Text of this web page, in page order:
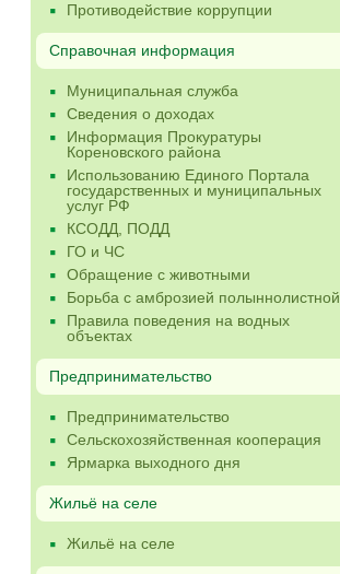
Противодействие коррупции
Справочная информация
Муниципальная служба
Сведения о доходах
Информация Прокуратуры
Кореновского района
Использованию Единого Портала
государственных и муниципальных
услуг РФ
КСОДД, ПОДД
ГО и ЧС
Обращение с животными
Борьба с амброзией полыннолистной
Правила поведения на водных
объектах
Предпринимательство
Предпринимательство
Сельскохозяйственная кооперация
Ярмарка выходного дня
Жильё на селе
Жильё на селе